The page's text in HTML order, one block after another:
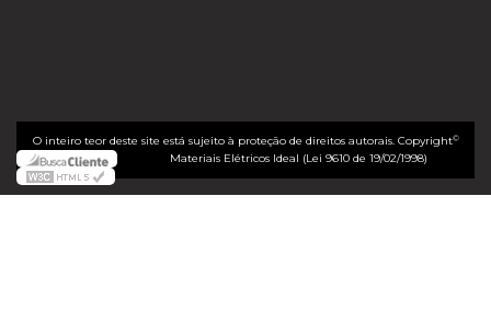
O inteiro teor deste site está sujeito à proteção de direitos autorais. Copyright©
Materiais Elétricos Ideal (Lei 9610 de 19/02/1998)